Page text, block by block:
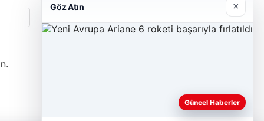
Göz Atın ×
Güncel Haberler